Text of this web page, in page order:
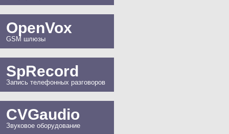
OpenVox
GSM шлюзы
SpRecord
Запись телефонных разговоров
CVGaudio
Звуковое оборудование